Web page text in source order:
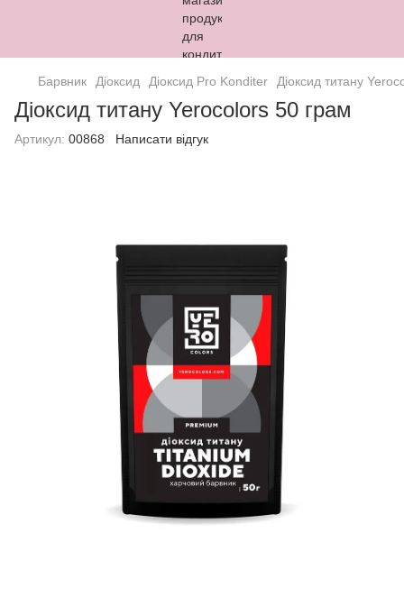
Барвник Діоксид Діоксид Pro Konditer Діоксид титану
Діоксид титану Yerocolors 50 грам
Артикул: 00868 Написати відгук